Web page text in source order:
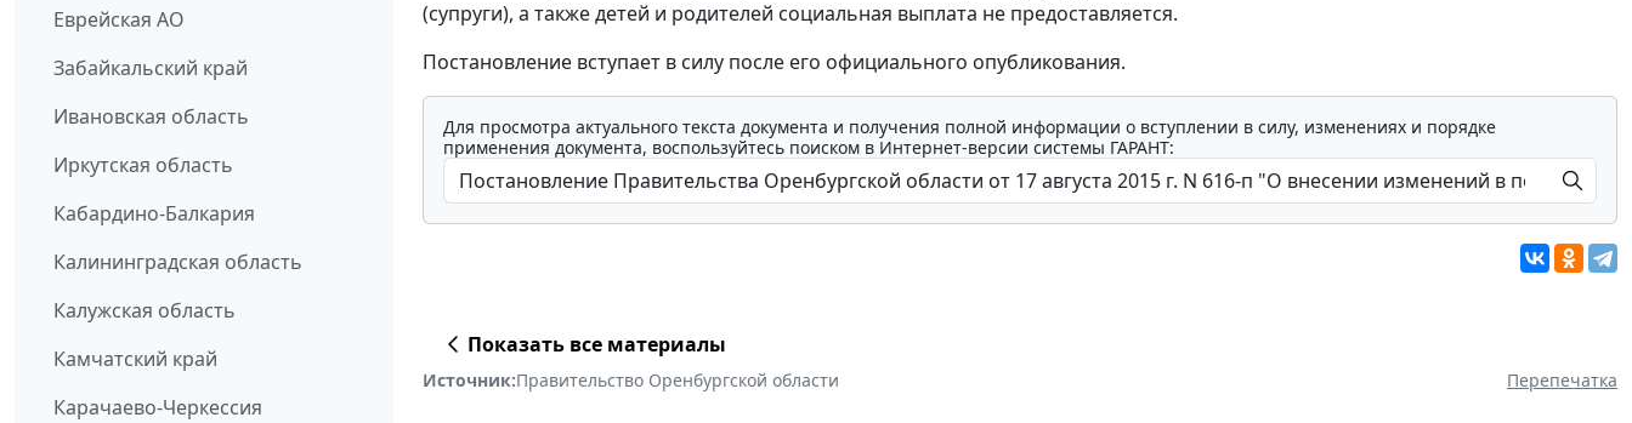
Еврейская АО
Забайкальский край
Ивановская область
Иркутская область
Кабардино-Балкария
Калининградская область
Калужская область
Камчатский край
Карачаево-Черкессия
(супруги), а также детей и родителей социальная выплата не предоставляется.
Постановление вступает в силу после его официального опубликования.
Для просмотра актуального текста документа и получения полной информации о вступлении в силу, изменениях и порядке
применения документа, воспользуйтесь поиском в Интернет-версии системы ГАРАНТ:
Показать все материалы
Источник:Правительство Оренбургской области Перепечатка